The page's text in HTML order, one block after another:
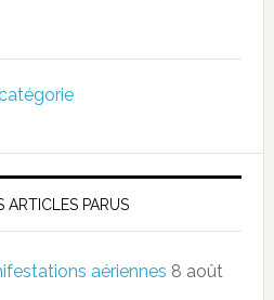
ARTICLES PARUS
aériennes 8 août